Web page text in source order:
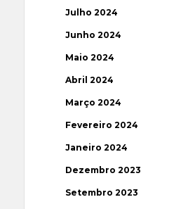
Julho 2024
Junho 2024
Maio 2024
Abril 2024
Março 2024
Fevereiro 2024
Janeiro 2024
Dezembro 2023
Setembro 2023